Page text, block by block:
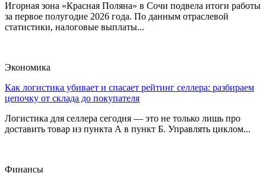
Игорная зона «Красная Поляна» в Сочи подвела итоги работы
за первое полугодие 2026 года. По данным отраслевой
статистики, налоговые выплаты...
Экономика
Как логистика убивает и спасает рейтинг селлера: разбираем
цепочку от склада до покупателя
Логистика для селлера сегодня — это не только лишь про
доставить товар из пункта А в пункт Б. Управлять циклом...
Финансы